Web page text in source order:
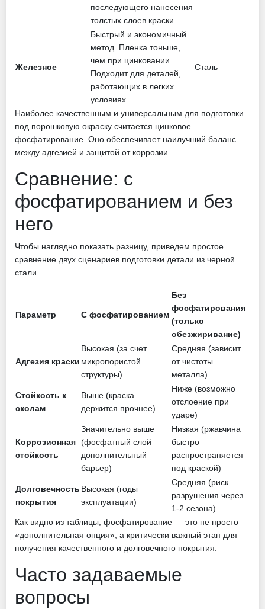
последующего нанесения
толстых слоев краски.
Железное
Быстрый и экономичный
метод. Пленка тоньше,
чем при цинковании.
Подходит для деталей,
работающих в легких
условиях.
Сталь
Наиболее качественным и универсальным для подготовки
под порошковую окраску считается цинковое
фосфатирование. Оно обеспечивает наилучший баланс
между адгезией и защитой от коррозии.
Сравнение: с
фосфатированием и без
него
Чтобы наглядно показать разницу, приведем простое
сравнение двух сценариев подготовки детали из черной
стали.
Параметр С фосфатированием
Без
фосфатирования
(только
обезжиривание)
Адгезия краски
Высокая (за счет
микропористой
структуры)
Средняя (зависит
от чистоты
металла)
Стойкость к
сколам
Выше (краска
держится прочнее)
Ниже (возможно
отслоение при
ударе)
Коррозионная
стойкость
Значительно выше
(фосфатный слой —
дополнительный
барьер)
Низкая (ржавчина
быстро
распространяется
под краской)
Долговечность
покрытия
Высокая (годы
эксплуатации)
Средняя (риск
разрушения через
1-2 сезона)
Как видно из таблицы, фосфатирование — это не просто
«дополнительная опция», а критически важный этап для
получения качественного и долговечного покрытия.
Часто задаваемые
вопросы